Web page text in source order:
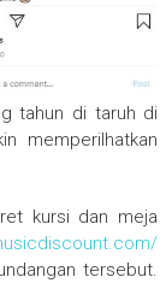
tahun di taruh di
memperilhatkan
kursi dan meja
tersebut.